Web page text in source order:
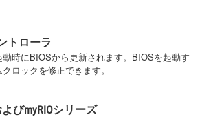
トローラ
時にBIOSから更新されます。BIOSを起動す
ロックを修正できます。
びmyRIOシリーズ